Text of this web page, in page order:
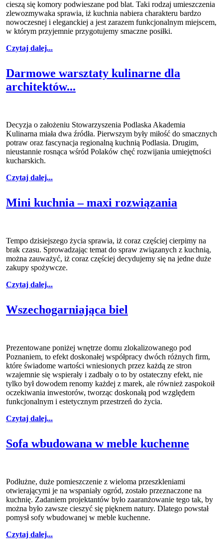
cieszą się komory podwieszane pod blat. Taki rodzaj umieszczenia
zlewozmywaka sprawia, iż kuchnia nabiera charakteru bardzo
nowoczesnej i eleganckiej a jest zarazem funkcjonalnym miejscem,
w którym przyjemnie przygotujemy smaczne posiłki.
Czytaj dalej...
Darmowe warsztaty kulinarne dla
architektów...
Decyzja o założeniu Stowarzyszenia Podlaska Akademia
Kulinarna miała dwa źródła. Pierwszym były miłość do smacznych
potraw oraz fascynacja regionalną kuchnią Podlasia. Drugim,
nieustannie rosnąca wśród Polaków chęć rozwijania umiejętności
kucharskich.
Czytaj dalej...
Mini kuchnia – maxi rozwiązania
Tempo dzisiejszego życia sprawia, iż coraz częściej cierpimy na
brak czasu. Sprowadzając temat do spraw związanych z kuchnią,
można zauważyć, iż coraz częściej decydujemy się na jedne duże
zakupy spożywcze.
Czytaj dalej...
Wszechogarniająca biel
Prezentowane poniżej wnętrze domu zlokalizowanego pod
Poznaniem, to efekt doskonałej współpracy dwóch różnych firm,
które świadome wartości wniesionych przez każdą ze stron
wzajemnie się wspierały i zadbały o to by ostateczny efekt, nie
tylko był dowodem renomy każdej z marek, ale również zaspokoił
oczekiwania inwestorów, tworząc doskonałą pod względem
funkcjonalnym i estetycznym przestrzeń do życia.
Czytaj dalej...
Sofa wbudowana w meble kuchenne
Podłużne, duże pomieszczenie z wieloma przeszkleniami
otwierającymi je na wspaniały ogród, zostało przeznaczone na
kuchnię. Zadaniem projektantów było zaaranżowanie tego tak, by
można było zawsze cieszyć się pięknem natury. Dlatego powstał
pomysł sofy wbudowanej w meble kuchenne.
Czytaj dalej...